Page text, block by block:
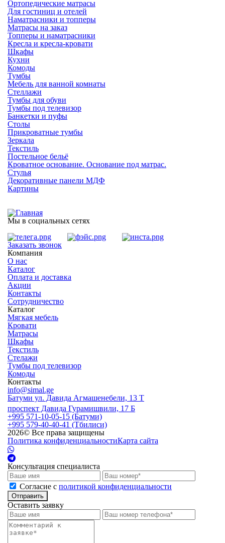
Ортопедические матрасы
Для гостиниц и отелей
Наматрасники и топперы
Матрасы на заказ
Топперы и наматрасники
Кресла и кресла-кровати
Шкафы
Кухни
Комоды
Тумбы
Мебель для ванной комнаты
Стеллажи
Тумбы для обуви
Тумбы под телевизор
Банкетки и пуфы
Столы
Прикроватные тумбы
Зеркала
Текстиль
Постельное бельё
Кроватное основание. Основание под матрас.
Стулья
Декоративные панели МДФ
Картины
Мы в социальных сетях
Заказать звонок
Компания
О нас
Каталог
Оплата и доставка
Акции
Контакты
Сотрудничество
Каталог
Мягкая мебель
Кровати
Матрасы
Шкафы
Текстиль
Стелажи
Тумбы под телевизор
Комоды
Контакты
info@simal.ge
Батуми ул. Давида Агмашенебели, 13 Т
проспект Давида Гурамишвили, 17 Б
+995 571-10-05-15 (Батуми)
+995 579-40-40-41 (Тбилиси)
2026© Все права защищены
Политика конфиденциальностиКарта сайта
Консультация специалиста
Cогласие с политикой конфиденциальности
Отправить
Оставить заявку